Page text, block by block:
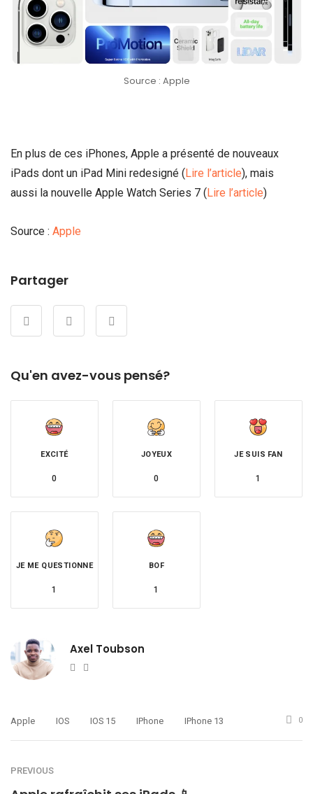
Source : Apple
En plus de ces iPhones, Apple a présenté de nouveaux
iPads dont un iPad Mini redesigné (Lire l’article), mais
aussi la nouvelle Apple Watch Series 7 (Lire l’article)
Source : Apple
Partager
Qu'en avez-vous pensé?
EXCITÉ
0
JOYEUX
0
JE SUIS FAN
1
JE ME QUESTIONNE
1
BOF
1
Axel Toubson
Website
Apple IOS IOS 15 IPhone IPhone 13 0
PREVIOUS